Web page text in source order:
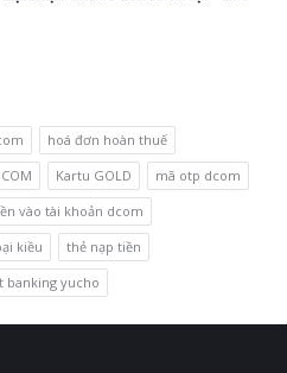
hoá đơn hoàn thuế
Kartu GOLD
mã otp dcom
vào tài khoản dcom
kiều
thẻ nạp tiền
banking yucho